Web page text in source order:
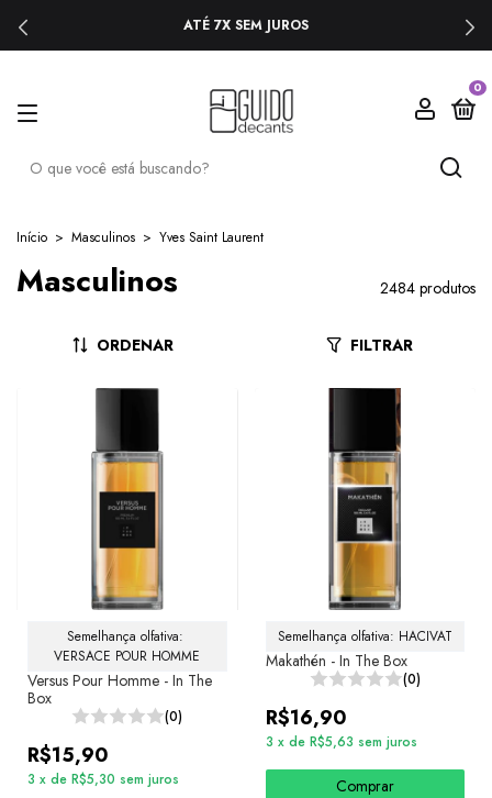
PRIMEIRA COMPRA? USE O CUPOM 'BEMVINDO'
0
Início > Masculinos > Yves Saint Laurent
Masculinos 2484 produtos
ORDENAR FILTRAR
Semelhança olfativa:
VERSACE POUR HOMME
Versus Pour Homme - In The
Box
(0)
R$15,90
3 x de R$5,30 sem juros
Semelhança olfativa: HACIVAT
Makathén - In The Box
(0)
R$16,90
3 x de R$5,63 sem juros
Comprar